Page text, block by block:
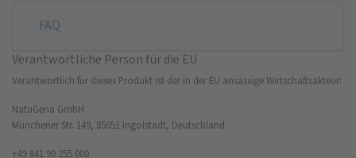
FAQ
Verantwortliche Person für die EU
Verantwortlich für dieses Produkt ist der in der EU ansässige Wirtschaftsakteur:
NatuGena GmbH
Münchener Str. 149, 85051 Ingolstadt, Deutschland
+49 841 90 255 000